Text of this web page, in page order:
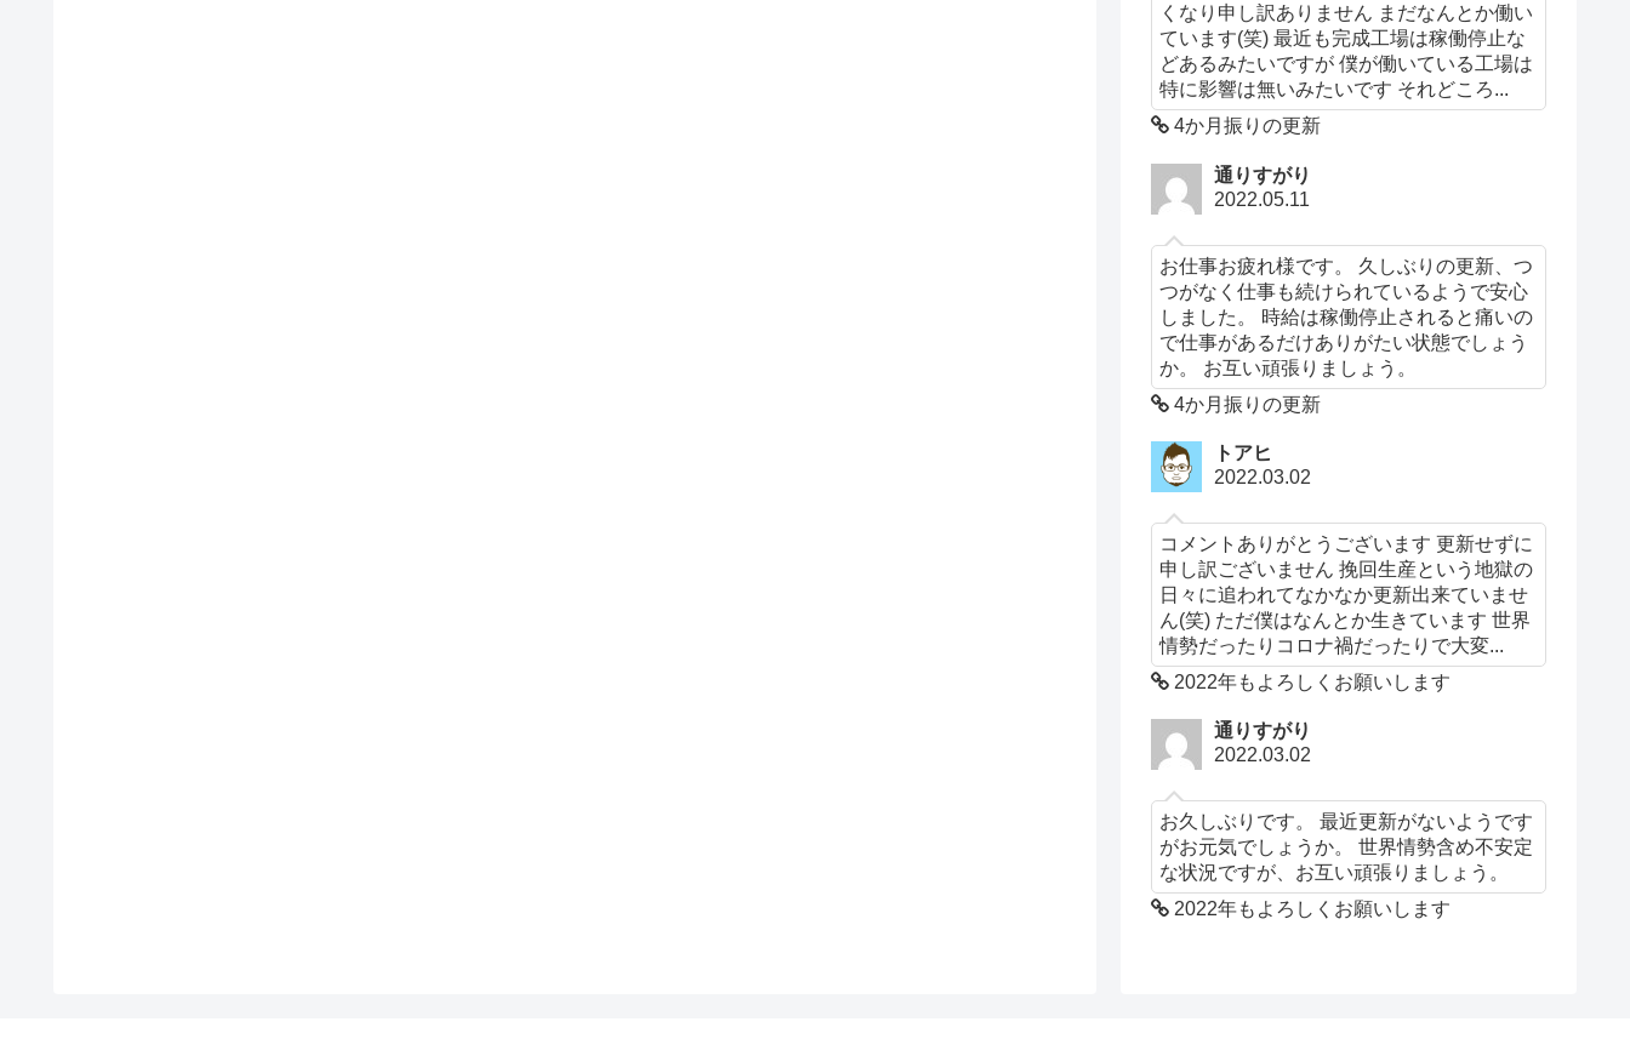
くなり申し訳ありません まだなんとか働い
ています(笑) 最近も完成工場は稼働停止な
どあるみたいですが 僕が働いている工場は
特に影響は無いみたいです それどころ...
4か月振りの更新
通りすがり
2022.05.11
お仕事お疲れ様です。 久しぶりの更新、つ
つがなく仕事も続けられているようで安心
しました。 時給は稼働停止されると痛いの
で仕事があるだけありがたい状態でしょう
か。 お互い頑張りましょう。
4か月振りの更新
トアヒ
2022.03.02
コメントありがとうございます 更新せずに
申し訳ございません 挽回生産という地獄の
日々に追われてなかなか更新出来ていませ
ん(笑) ただ僕はなんとか生きています 世界
情勢だったりコロナ禍だったりで大変...
2022年もよろしくお願いします
通りすがり
2022.03.02
お久しぶりです。 最近更新がないようです
がお元気でしょうか。 世界情勢含め不安定
な状況ですが、お互い頑張りましょう。
2022年もよろしくお願いします